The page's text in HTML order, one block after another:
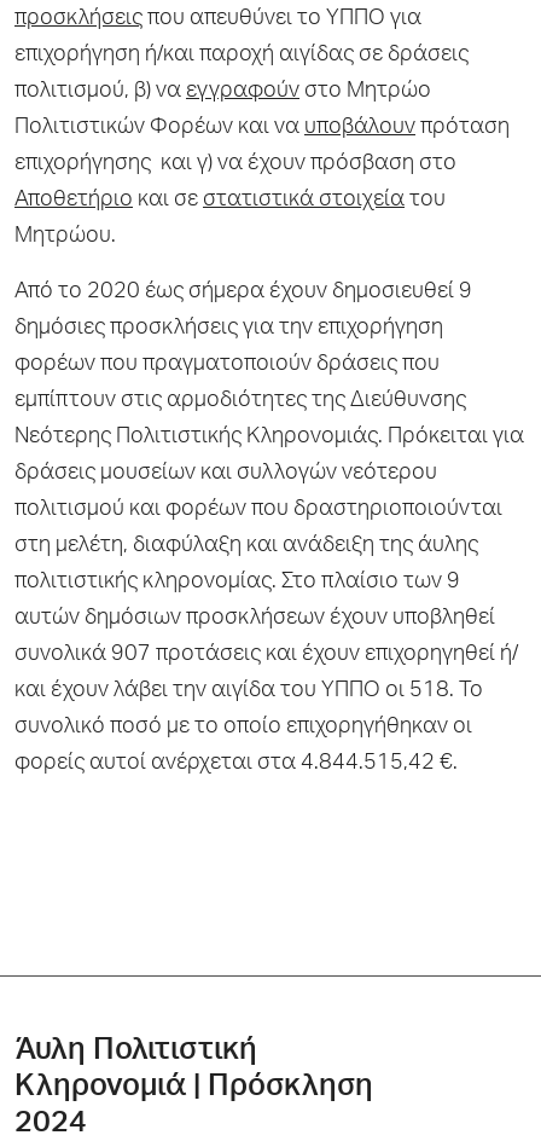
προσκλήσεις που απευθύνει το ΥΠΠΟ για
επιχορήγηση ή/και παροχή αιγίδας σε δράσεις
πολιτισμού, β) να εγγραφούν στο Μητρώο
Πολιτιστικών Φορέων και να υποβάλουν πρόταση
επιχορήγησης και γ) να έχουν πρόσβαση στο
Αποθετήριο και σε στατιστικά στοιχεία του
Μητρώου.
Από το 2020 έως σήμερα έχουν δημοσιευθεί 9
δημόσιες προσκλήσεις για την επιχορήγηση
φορέων που πραγματοποιούν δράσεις που
εμπίπτουν στις αρμοδιότητες της Διεύθυνσης
Νεότερης Πολιτιστικής Κληρονομιάς. Πρόκειται για
δράσεις μουσείων και συλλογών νεότερου
πολιτισμού και φορέων που δραστηριοποιούνται
στη μελέτη, διαφύλαξη και ανάδειξη της άυλης
πολιτιστικής κληρονομίας. Στο πλαίσιο των 9
αυτών δημόσιων προσκλήσεων έχουν υποβληθεί
συνολικά 907 προτάσεις και έχουν επιχορηγηθεί ή/
και έχουν λάβει την αιγίδα του ΥΠΠΟ οι 518. Το
συνολικό ποσό με το οποίο επιχορηγήθηκαν οι
φορείς αυτοί ανέρχεται στα 4.844.515,42 €.
Άυλη Πολιτιστική
Κληρονομιά | Πρόσκληση
2024